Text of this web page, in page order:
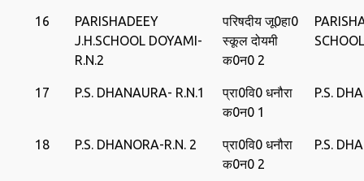
16
PARISHADEEY
J.H.SCHOOL DOYAMI-
R.N.2
परिषदीय जू0हा0
स्‍कूल दोयमी
क0न0 2
17 P.S. DHANAURA- R.N.1
प्रा0वि0 धनौरा
क0न0 1
P.S.
18 P.S. DHANORA-R.N. 2
प्रा0वि0 धनौरा
क0न0 2
P.S.